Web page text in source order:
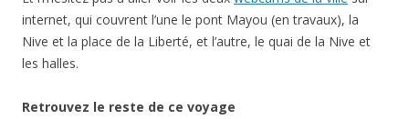
internet, qui couvrent l’une le pont Mayou (en travaux), la
Nive et la place de la Liberté, et l’autre, le quai de la Nive et
les halles.
Retrouvez le reste de ce voyage